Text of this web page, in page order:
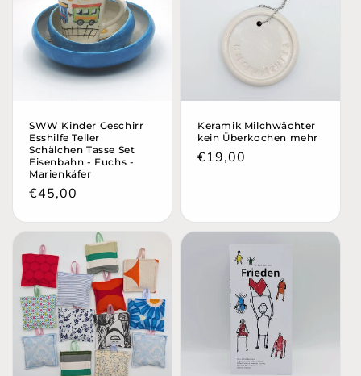
SWW Kinder Geschirr
Esshilfe Teller
Schälchen Tasse Set
Eisenbahn - Fuchs -
Marienkäfer
Normaler
€45,00
Keramik Milchwächter
kein Überkochen mehr
Normaler
€19,00